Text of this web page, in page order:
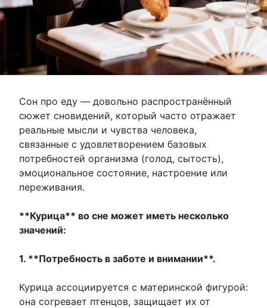
Сон про еду — довольно распространённый
сюжет сновидений, который часто отражает
реальные мысли и чувства человека,
связанные с удовлетворением базовых
потребностей организма (голод, сытость),
эмоциональное состояние, настроение или
переживания.
**Курица** во сне может иметь несколько
значений:
1. **Потребность в заботе и внимании**.
Курица ассоциируется с материнской фигурой:
она согревает птенцов, защищает их от